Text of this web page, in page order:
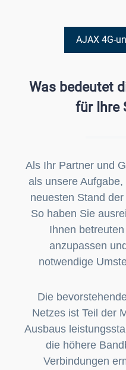
AJAX 4G-
Was bedeutet
für Ihre
Als Ihr Partner und
als unsere
neuesten Stand
So haben Sie
Ihnen
anzupassen
notwendige
Die
Netzes ist Teil der
Ausbaus
die höhere
Verbindungen